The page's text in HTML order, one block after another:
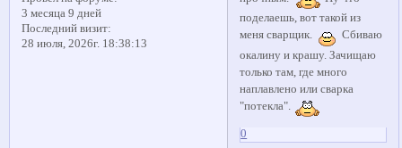
3 месяца 9 дней
Последний визит:
28 июля, 2026г. 18:38:13
поделаешь, вот такой из
меня сварщик.
Сбиваю
окалину и крашу. Зачищаю
только там, где много
наплавлено или сварка
"потекла".
0